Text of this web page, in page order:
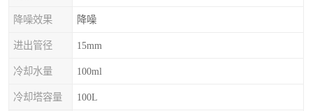
降噪效果 降噪
进出管径 15mm
冷却水量 100ml
冷却塔容量 100L